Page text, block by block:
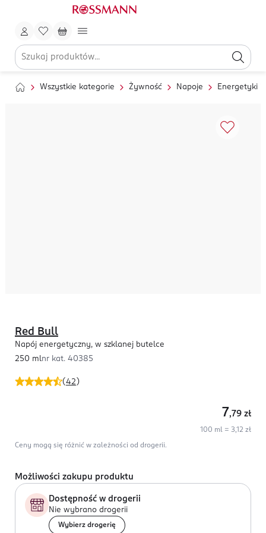
Wszystkie kategorie Żywność Napoje Energetyki i
(42 )
Red Bull
Napój energetyczny, w szklanej butelce
250 mlnr kat. 40385
7,79 zł
100 ml = 3,12 zł
Ceny mogą się różnić w zależności od drogerii.
Możliwości zakupu produktu
Dostępność w drogerii
Nie wybrano drogerii
Wybierz drogerię